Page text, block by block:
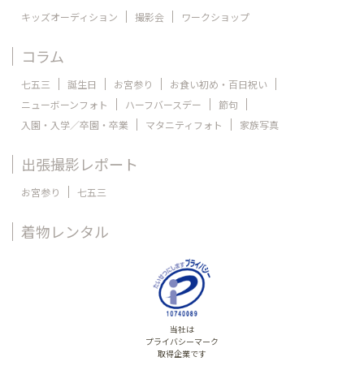
キッズオーディション 撮影会 ワークショップ
コラム
七五三 誕生日 お宮参り
お食い初め・百日祝い
ニューボーンフォト
ハーフバースデー
節句
入園・入学／卒園・卒業
マタニティフォト 家族写真
出張撮影レポート
お宮参り 七五三
着物レンタル
当社は
プライバシーマーク
取得企業です